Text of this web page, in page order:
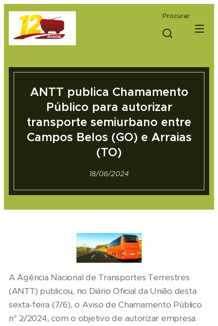
Procurar
ANTT publica Chamamento
Público para autorizar
transporte semiurbano entre
Campos Belos (GO) e Arraias
(TO)
18/06/2024
A Agência Nacional de Transportes Terrestres
(ANTT) publicou, no Diário Oficial da União desta
sexta-feira (7/6), o Aviso de Chamamento Público
n° 2/2024, com o objetivo de autorizar empresa